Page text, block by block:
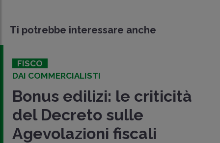
Ti potrebbe interessare anche
FISCO
DAI COMMERCIALISTI
Bonus edilizi: le criticità
del Decreto sulle
Agevolazioni fiscali